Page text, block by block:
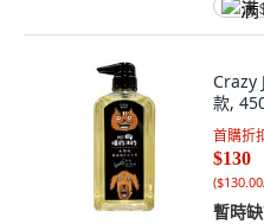
满
Crazy
款,
首購折
$130
(
暫時